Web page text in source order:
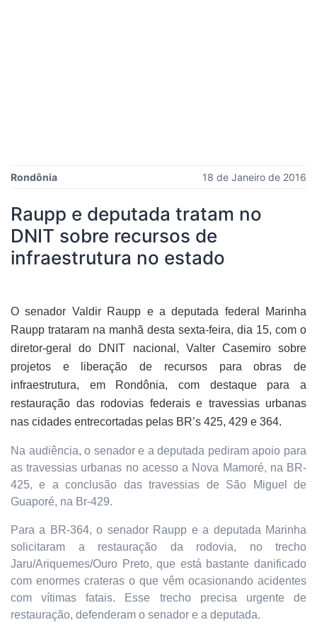
Rondônia 18 de Janeiro de 2016
Raupp e deputada tratam no
DNIT sobre recursos de
infraestrutura no estado
O senador Valdir Raupp e a deputada federal Marinha
Raupp trataram na manhã desta sexta-feira, dia 15, com o
diretor-geral do DNIT nacional, Valter Casemiro sobre
projetos e liberação de recursos para obras de
infraestrutura, em Rondônia, com destaque para a
restauração das rodovias federais e travessias urbanas
nas cidades entrecortadas pelas BR’s 425, 429 e 364.
Na audiência, o senador e a deputada pediram apoio para
as travessias urbanas no acesso a Nova Mamoré, na BR-
425, e a conclusão das travessias de São Miguel de
Guaporé, na Br-429.
Para a BR-364, o senador Raupp e a deputada Marinha
solicitaram a restauração da rodovia, no trecho
Jaru/Ariquemes/Ouro Preto, que está bastante danificado
com enormes crateras o que vêm ocasionando acidentes
com vítimas fatais. Esse trecho precisa urgente de
restauração, defenderam o senador e a deputada.